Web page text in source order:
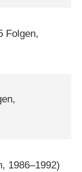
Folgen,
1986⁠–⁠1992)